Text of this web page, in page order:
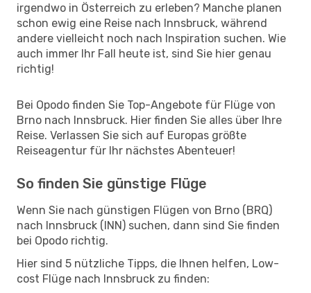
irgendwo in Österreich zu erleben? Manche planen
schon ewig eine Reise nach Innsbruck, während
andere vielleicht noch nach Inspiration suchen. Wie
auch immer Ihr Fall heute ist, sind Sie hier genau
richtig!
Bei Opodo finden Sie Top-Angebote für Flüge von
Brno nach Innsbruck. Hier finden Sie alles über Ihre
Reise. Verlassen Sie sich auf Europas größte
Reiseagentur für Ihr nächstes Abenteuer!
So finden Sie günstige Flüge
Wenn Sie nach günstigen Flügen von Brno (BRQ)
nach Innsbruck (INN) suchen, dann sind Sie finden
bei Opodo richtig.
Hier sind 5 nützliche Tipps, die Ihnen helfen, Low-
cost Flüge nach Innsbruck zu finden: